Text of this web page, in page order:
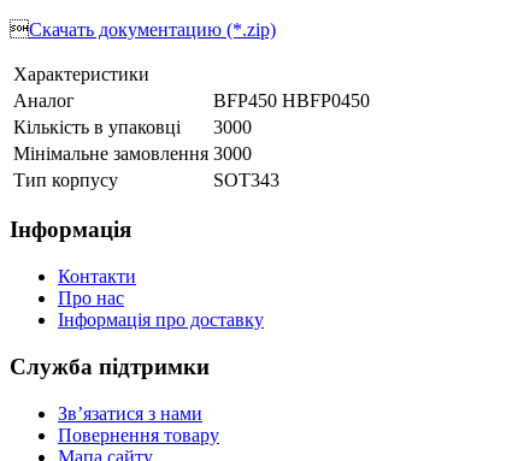
Скачать документацию (*.zip)
Характеристики
Аналог
BFP450 HBFP0450
Кількість в упаковці
3000
Мінімальне замовлення 3000
Тип корпусу
SOT343
Інформація
Контакти
Про нас
Інформація про доставку
Служба підтримки
Зв’язатися з нами
Повернення товару
Мапа сайту